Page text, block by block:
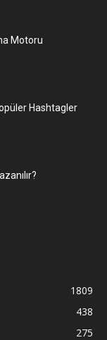
Motoru
Hashtagler
1809
438
275